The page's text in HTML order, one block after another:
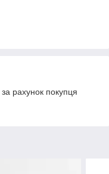
рахунок покупця